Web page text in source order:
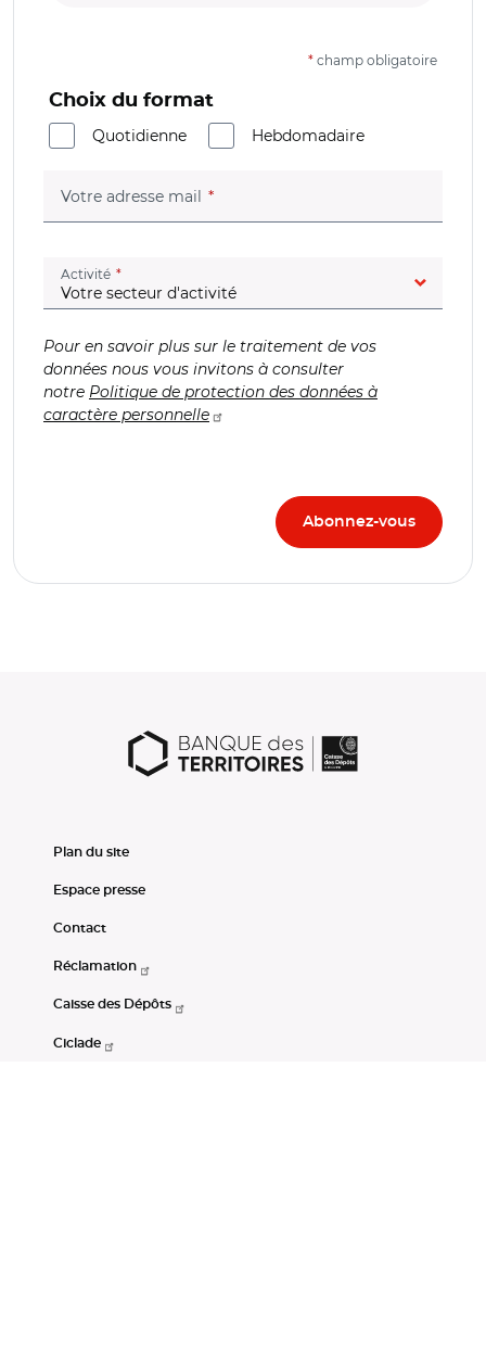
* champ obligatoire
Choix du format
Quotidienne
Hebdomadaire
Votre adresse mail (champ obligatoire)
Activité (champ obligatoire)
Pour en savoir plus sur le traitement de vos
données nous vous invitons à consulter
notre Politique de protection des données à
caractère personnelle
Plan du site
Espace presse
Contact
Réclamation
Caisse des Dépôts
Ciclade